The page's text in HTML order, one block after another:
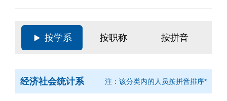
按学系 按职称 按拼音
经济社会统计系 注：该分类内的人员按拼音排序*